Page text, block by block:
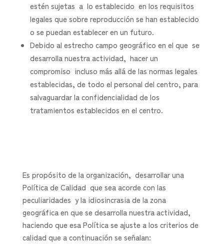
estén sujetas a lo establecido en los requisitos
legales que sobre reproducción se han establecido
o se puedan establecer en un futuro.
Debido al estrecho campo geográfico en el que se
desarrolla nuestra actividad, hacer un
compromiso incluso más allá de las normas legales
establecidas, de todo el personal del centro, para
salvaguardar la confidencialidad de los
tratamientos establecidos en el centro.
Es propósito de la organización, desarrollar una
Política de Calidad que sea acorde con las
peculiaridades y la idiosincrasia de la zona
geográfica en que se desarrolla nuestra actividad,
haciendo que esa Política se ajuste a los criterios de
calidad que a continuación se señalan: